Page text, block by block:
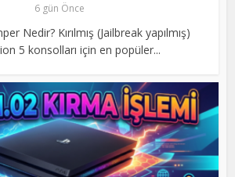
6 gün Önce
Nedir? Kırılmış (Jailbreak yapılmış)
5 konsolları için en popüler...